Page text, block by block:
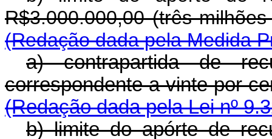
R$3.000.000,00 (três
(Redação dada pela Medida
a) contrapartida de
correspondente a vinte
(Redação dada pela Lei nº
b) limite do apórte de